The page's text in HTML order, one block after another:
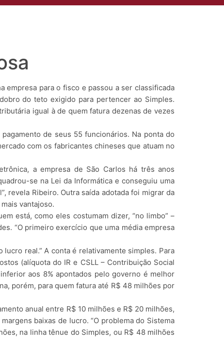
empresa para o fisco e passou a ser classificada
do teto exigido para pertencer ao Simples.
igual à de quem fatura dezenas de vezes
de seus 55 funcionários. Na ponta do
com os fabricantes chineses que atuam no
a empresa de São Carlos há três anos
se na Lei da Informática e conseguiu uma
revela Ribeiro. Outra saída adotada foi migrar da
vantajoso.
está, como eles costumam dizer, “no limbo” –
“O primeiro exercício que uma média empresa
real.” A conta é relativamente simples. Para
(alíquota do IR e CSLL – Contribuição Social
aos 8% apontados pelo governo é melhor
porém, para quem fatura até R$ 48 milhões por
anual entre R$ 10 milhões e R$ 20 milhões,
baixas de lucro. “O problema do Sistema
na linha tênue do Simples, ou R$ 48 milhões